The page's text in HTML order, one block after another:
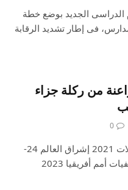
الدراسى الجديد بوضع خطة
فى إطار تشديد الرقابة
من ركلة جزاء
0
إعلان: شاهد أجمل الأفلام والمسلسلات 2021 إشراق العالم 24-
متابعات: المباراة – مصر Xإثيوبيا تصفيات أمم أفريقيا 2023